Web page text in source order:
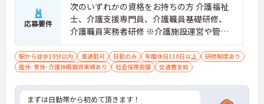
応募要件
次のいずれかの資格をお持ちの方 介護福祉
士、介護支援専門員、介護職員基礎研修、
介護職員実務者研修 ※介護施設運営や管理
職経験がある方歓迎
駅から徒歩10分以内 車通勤可 日勤のみ 年間休日110日以上
研修制度あり
産休･育休･介護休暇取得実績あり
社会保険完備 交通費支給
まずは日勤帯から初めて頂きます！